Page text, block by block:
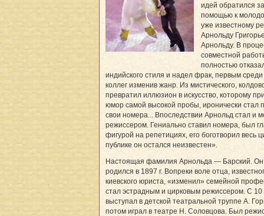
идей обратился за
помощью к
уже известному
Арнольду
Арнольду. В
совместной
полностью
индийского стиля и надел фрак, первым среди
коллег изменив жанр. Из мистического,
превратил иллюзион в искусство, которому
юмор самой высокой пробы, иронически стал
свои номера... Впоследствии Арнольд стал и
режиссером. Гениально ставил номера, был
фигурой на репетициях, его боготворил весь
публике он остался неизвестен».
Настоящая фамилия Арнольда — Барский. Он
родился в 1897 г. Вопреки воле отца,
киевского юриста, «изменил» семейной
стал эстрадным и цирковым режиссером. С 10
выступал в детской театральной труппе А.
потом играл в театре Н. Соловцова. Был